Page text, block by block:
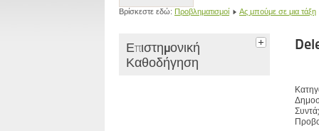
Βρίσκεστε εδώ: Προβληματισμοί Ας μπούμε σε μια τάξη
Επιστημονική
Καθοδήγηση